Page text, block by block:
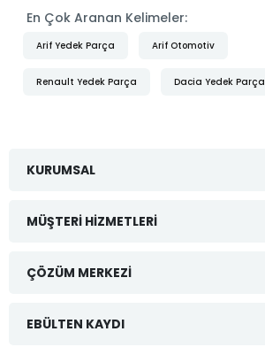
En Çok Aranan Kelimeler:
Arif Yedek Parça Arif Otomotiv
Renault Yedek Parça Dacia Yedek Parça
KURUMSAL
MÜŞTERI HIZMETLERI
ÇÖZÜM MERKEZI
EBÜLTEN KAYDI